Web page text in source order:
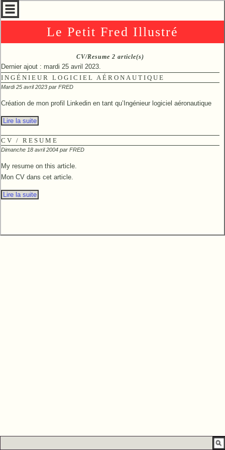
Le Petit Fred Illustré
CV/Resume 2 article(s)
Dernier ajout : mardi 25 avril 2023.
INGÉNIEUR LOGICIEL AÉRONAUTIQUE
Mardi 25 avril 2023 par FRED
Création de mon profil Linkedin en tant qu’Ingénieur logiciel aéronautique
Lire la suite
CV / RESUME
Dimanche 18 avril 2004 par FRED
My resume on this article.
Mon CV dans cet article.
Lire la suite